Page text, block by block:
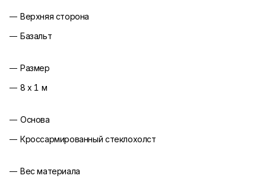
Верхняя сторона
Базальт
Размер
8 х 1 м
Основа
Кроссармированный стеклохолст
Вес материала